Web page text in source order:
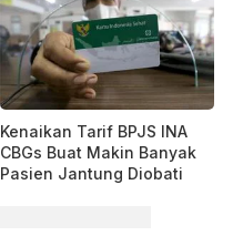
Kenaikan Tarif BPJS INA
CBGs Buat Makin Banyak
Pasien Jantung Diobati